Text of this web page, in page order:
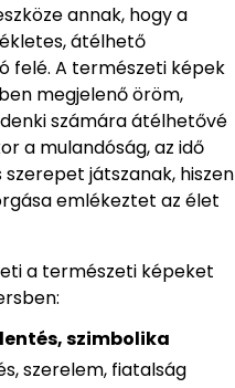
annak, hogy a
átélhető
felé. A természeti képek
megjelenő öröm,
számára átélhetővé
a mulandóság, az idő
játszanak, hiszen
emlékeztet az élet
a természeti képeket
szimbolika
szerelem, fiatalság